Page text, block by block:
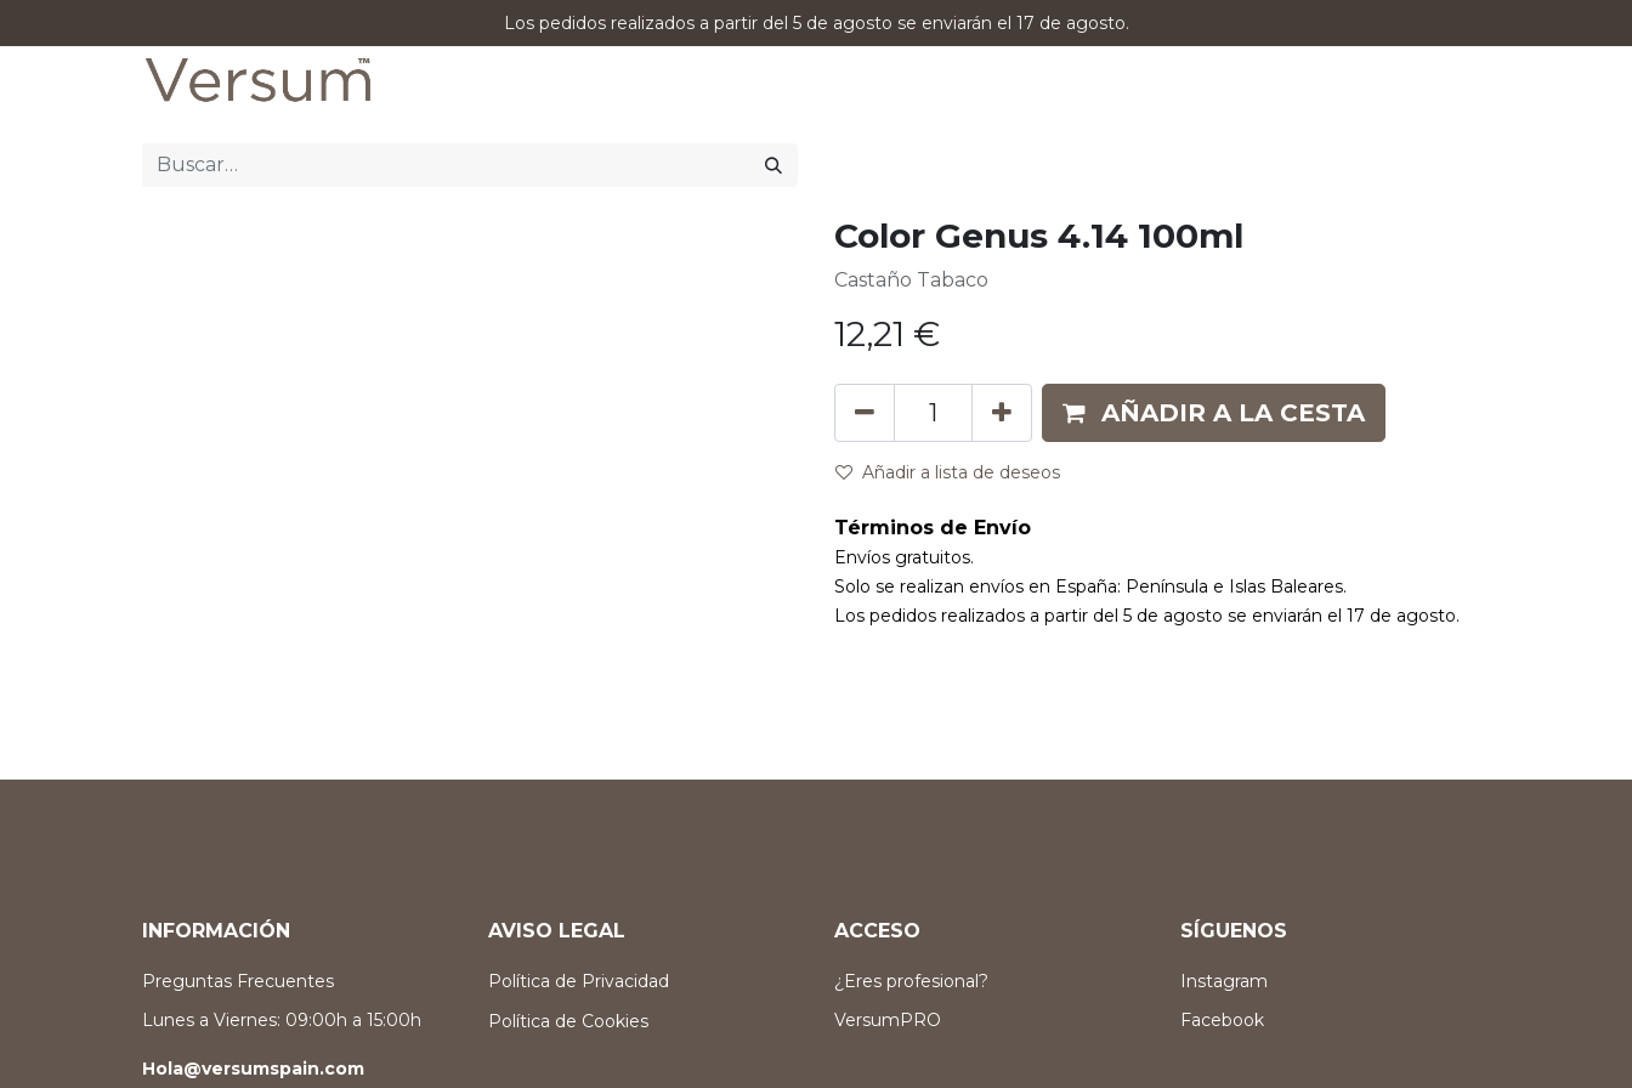
Los pedidos realizados a partir del 5 de agosto se enviarán el 17 de agosto.
Color Genus 4.14 100ml
Castaño Tabaco
12,21 €
AÑADIR A LA CESTA
Añadir a lista de deseos
Términos de Envío
Envíos gratuitos.
Solo se realizan envíos en España: Península e Islas Baleares.
Los pedidos realizados a partir del 5 de agosto se enviarán el 17 de agosto.
INFORMACIÓN
Preguntas Frecuentes
Lunes a Viernes: 09:00h a 15:00h
Hola@versumspain.com
AVISO LEGAL
Política de Privacidad
Política de Cookies
ACCESO
¿Eres profesional?
VersumPRO
SÍGUENOS
Instagram
Facebook